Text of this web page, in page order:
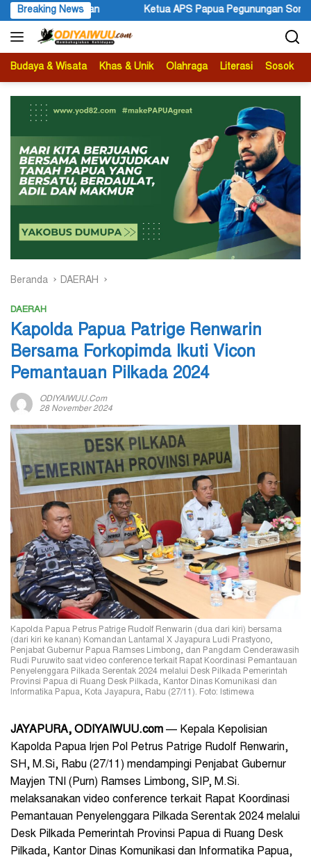
Langsung
ke
konten
Breaking News
Pegunungan Sonni Lokobal: Kalau Mau KPK Audit Dana Otsus
Budaya & Wisata Khas & Unik Olahraga Literasi Sosok
Beranda DAERAH
DAERAH
Kapolda Papua Patrige Renwarin
Bersama Forkopimda Ikuti Vicon
Pemantauan Pilkada 2024
ODIYAIWUU.com
28 November 2024
Kapolda Papua Petrus Patrige Rudolf Renwarin (dua dari kiri) bersama
(dari kiri ke kanan) Komandan Lantamal X Jayapura Ludi Prastyono,
Penjabat Gubernur Papua Ramses Limbong, dan Pangdam Cenderawasih
Rudi Puruwito saat video conference terkait Rapat Koordinasi Pemantauan
Penyelenggara Pilkada Serentak 2024 melalui Desk Pilkada Pemerintah
Provinsi Papua di Ruang Desk Pilkada, Kantor Dinas Komunikasi dan
Informatika Papua, Kota Jayapura, Rabu (27/11). Foto: Istimewa
JAYAPURA, ODIYAIWUU.com — Kepala Kepolisian
Kapolda Papua Irjen Pol Petrus Patrige Rudolf Renwarin,
SH, M.Si, Rabu (27/11) mendampingi Penjabat Gubernur
Mayjen TNI (Purn) Ramses Limbong, SIP, M.Si.
melaksanakan video conference terkait Rapat Koordinasi
Pemantauan Penyelenggara Pilkada Serentak 2024 melalui
Desk Pilkada Pemerintah Provinsi Papua di Ruang Desk
Pilkada, Kantor Dinas Komunikasi dan Informatika Papua,